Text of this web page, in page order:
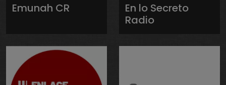
Emunah CR
En lo Secreto
Radio